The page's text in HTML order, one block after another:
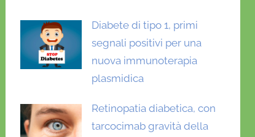
Diabete di tipo 1, primi
segnali positivi per una
nuova immunoterapia
plasmidica
Retinopatia diabetica, con
tarcocimab gravità della